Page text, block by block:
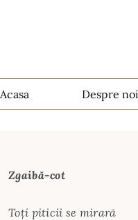
Acasa Despre noi
Zgaibă-cot
Toţi piticii se mirară